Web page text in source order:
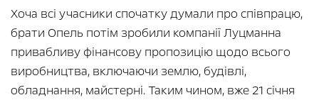
Хоча всі учасники спочатку думали про співпрацю,
брати Опель потім зробили компанії Луцманна
привабливу фінансову пропозицію щодо всього
виробництва, включаючи землю, будівлі,
обладнання, майстерні. Таким чином, вже 21 січня